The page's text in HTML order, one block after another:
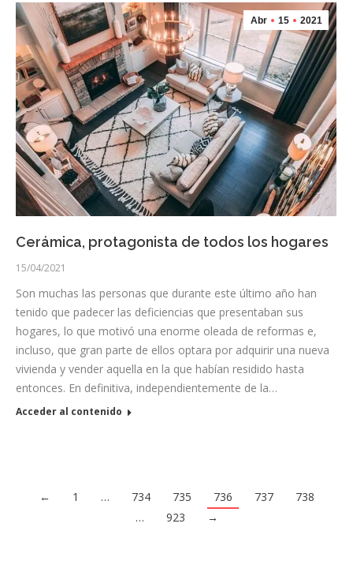
Abr 15 2021
Cerámica, protagonista de todos los hogares
15/04/2021
Son muchas las personas que durante este último año han
tenido que padecer las deficiencias que presentaban sus
hogares, lo que motivó una enorme oleada de reformas e,
incluso, que gran parte de ellos optara por adquirir una nueva
vivienda y vender aquella en la que habían residido hasta
entonces. En definitiva, independientemente de la…
Acceder al contenido
← 1 … 734 735 736 737
738
…
923 →